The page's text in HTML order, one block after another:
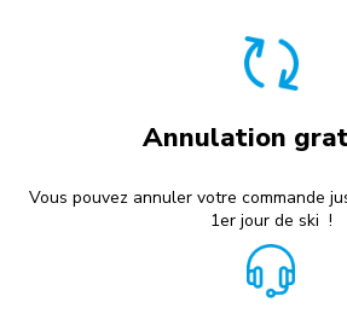
Annulation
Vous pouvez annuler votre commande
1er jour de ski !